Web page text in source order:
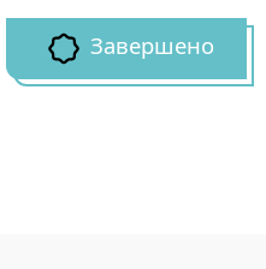
Завершено